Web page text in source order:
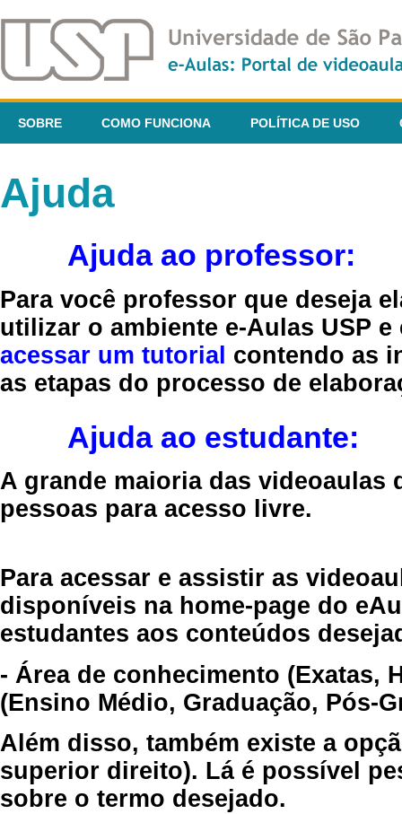
SOBRE COMO FUNCIONA POLÍTICA DE USO
Ajuda
Ajuda ao professor:
Para você professor que deseja
utilizar o ambiente e-Aulas USP
acessar um tutorial contendo as
as etapas do processo de
Ajuda ao estudante:
A grande maioria das videoaulas
pessoas para acesso livre.
Para acessar e assistir as
disponíveis na home-page do
estudantes aos conteúdos
- Área de conhecimento (Exatas,
(Ensino Médio, Graduação, Pós-
Além disso, também existe a
superior direito). Lá é possível
sobre o termo desejado.